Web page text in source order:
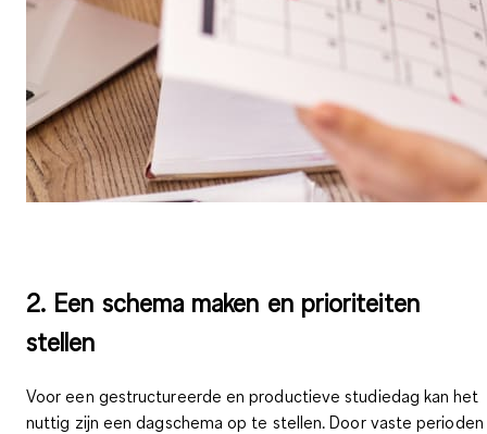
2. Een schema maken en prioriteiten
stellen
Voor een gestructureerde en productieve studiedag kan het
nuttig zijn eendagschema op te stellen. Door vaste perioden